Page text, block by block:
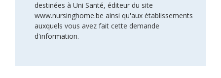
destinées à Uni Santé, éditeur du site
www.nursinghome.be ainsi qu'aux établissements
auxquels vous avez fait cette demande
d'information.